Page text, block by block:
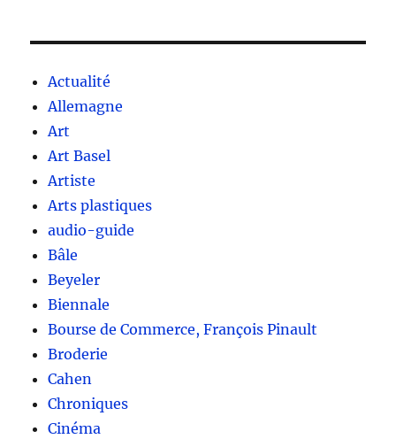
Actualité
Allemagne
Art
Art Basel
Artiste
Arts plastiques
audio-guide
Bâle
Beyeler
Biennale
Bourse de Commerce, François Pinault
Broderie
Cahen
Chroniques
Cinéma